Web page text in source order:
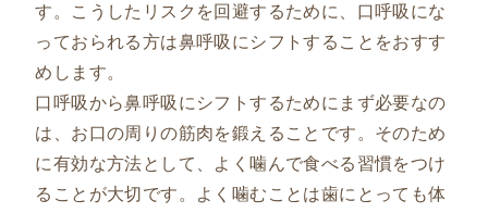
す。こうしたリスクを回避するために、口呼吸にな
っておられる方は鼻呼吸にシフトすることをおすす
めします。
口呼吸から鼻呼吸にシフトするためにまず必要なの
は、お口の周りの筋肉を鍛えることです。そのため
に有効な方法として、よく噛んで食べる習慣をつけ
ることが大切です。よく噛むことは歯にとっても体